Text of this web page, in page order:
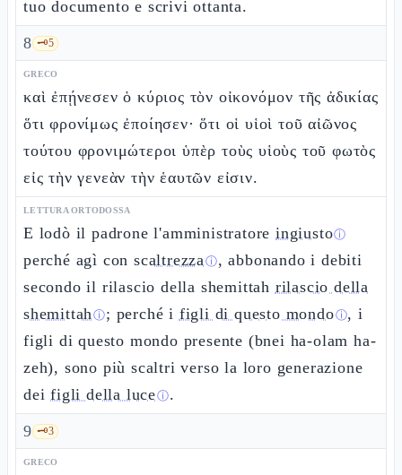
tuo documento e scrivi ottanta.
8 🗝️5
GRECO
καὶ ἐπῄνεσεν ὁ κύριος τὸν οἰκονόμον τῆς ἀδικίας
ὅτι φρονίμως ἐποίησεν· ὅτι οἱ υἱοὶ τοῦ αἰῶνος
τούτου φρονιμώτεροι ὑπὲρ τοὺς υἱοὺς τοῦ φωτὸς
εἰς τὴν γενεὰν τὴν ἑαυτῶν εἰσιν.
LETTURA ORTODOSSA
E lodò il padrone l'amministratoreingiustoⓘ
perché agì conscaltrezzaⓘ, abbonando i debiti
secondo il rilascio della shemittah rilascio della
shemittahⓘ; perché i figli di questo mondoⓘ, i
figli di questo mondo presente (bnei ha-olam ha-
zeh), sono più scaltri verso la loro generazione
deifigli della luceⓘ.
9 🗝️3
GRECO